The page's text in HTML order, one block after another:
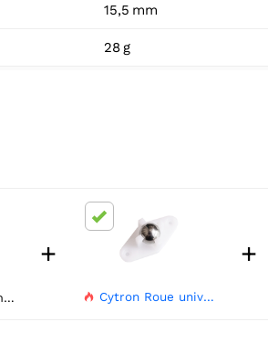
15,5 mm
28 g
Velleman Module moteur vibrant (2 pièces)
+
 Cytron Roue universelle à bille en acier W420
+